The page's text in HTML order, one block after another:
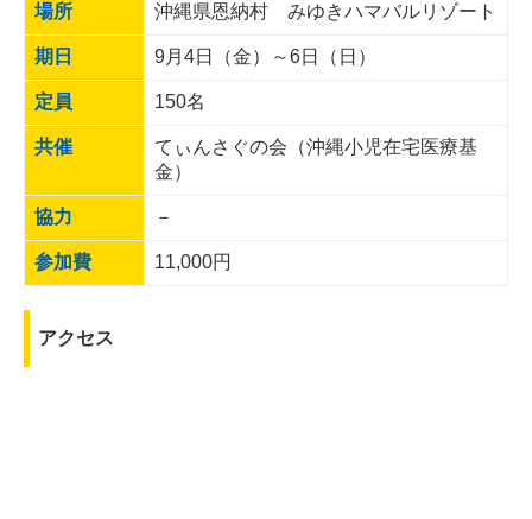
場所 沖縄県恩納村 みゆきハマバルリゾート
期日 9月4日（金）～6日（日）
定員 150名
共催
てぃんさぐの会（沖縄小児在宅医療基
金）
協力 －
参加費 11,000円
アクセス